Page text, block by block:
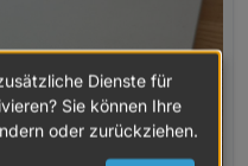
Dienste für
Sie können Ihre
oder zurückziehen.